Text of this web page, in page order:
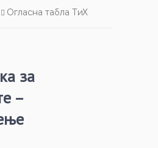
Огласна табла ТиХ
за
–